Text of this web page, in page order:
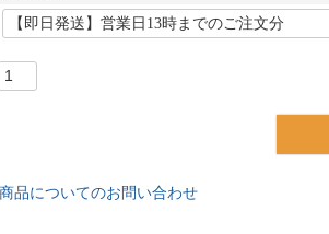
商品についてのお問い合わせ